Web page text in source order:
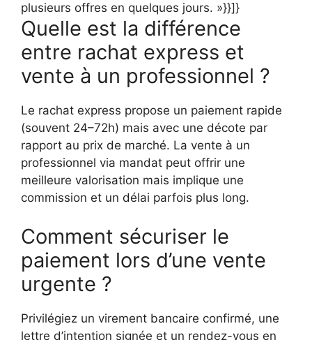
plusieurs offres en quelques jours. »}}]}
Quelle est la différence
entre rachat express et
vente à un professionnel ?
Le rachat express propose un paiement rapide
(souvent 24–72h) mais avec une décote par
rapport au prix de marché. La vente à un
professionnel via mandat peut offrir une
meilleure valorisation mais implique une
commission et un délai parfois plus long.
Comment sécuriser le
paiement lors d’une vente
urgente ?
Privilégiez un virement bancaire confirmé, une
lettre d’intention signée et un rendez-vous en